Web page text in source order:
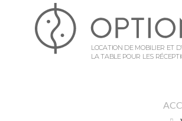
LOCATION DE MOBILIER ET
LA TABLE POUR LES